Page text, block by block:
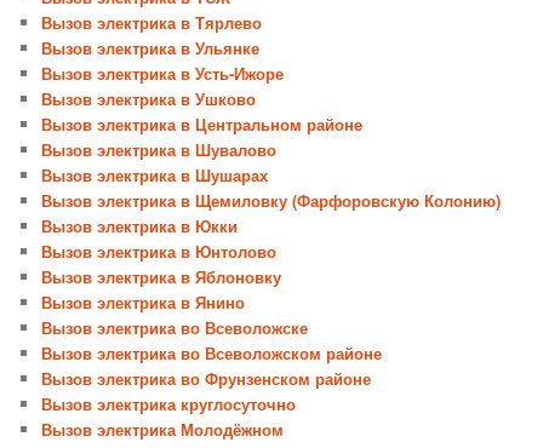
Вызов электрика в Тярлево
Вызов электрика в Ульянке
Вызов электрика в Усть-Ижоре
Вызов электрика в Ушково
Вызов электрика в Центральном районе
Вызов электрика в Шувалово
Вызов электрика в Шушарах
Вызов электрика в Щемиловку (Фарфоровскую Колонию)
Вызов электрика в Юкки
Вызов электрика в Юнтолово
Вызов электрика в Яблоновку
Вызов электрика в Янино
Вызов электрика во Всеволожске
Вызов электрика во Всеволожском районе
Вызов электрика во Фрунзенском районе
Вызов электрика круглосуточно
Вызов электрика Молодёжном